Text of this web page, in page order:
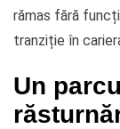
rămas fără
tranziție în
Un